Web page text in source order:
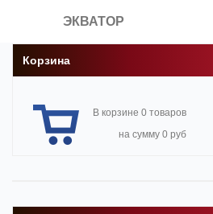
ЭКВАТОР
Корзина
В корзине 0 товаров
на сумму 0 руб